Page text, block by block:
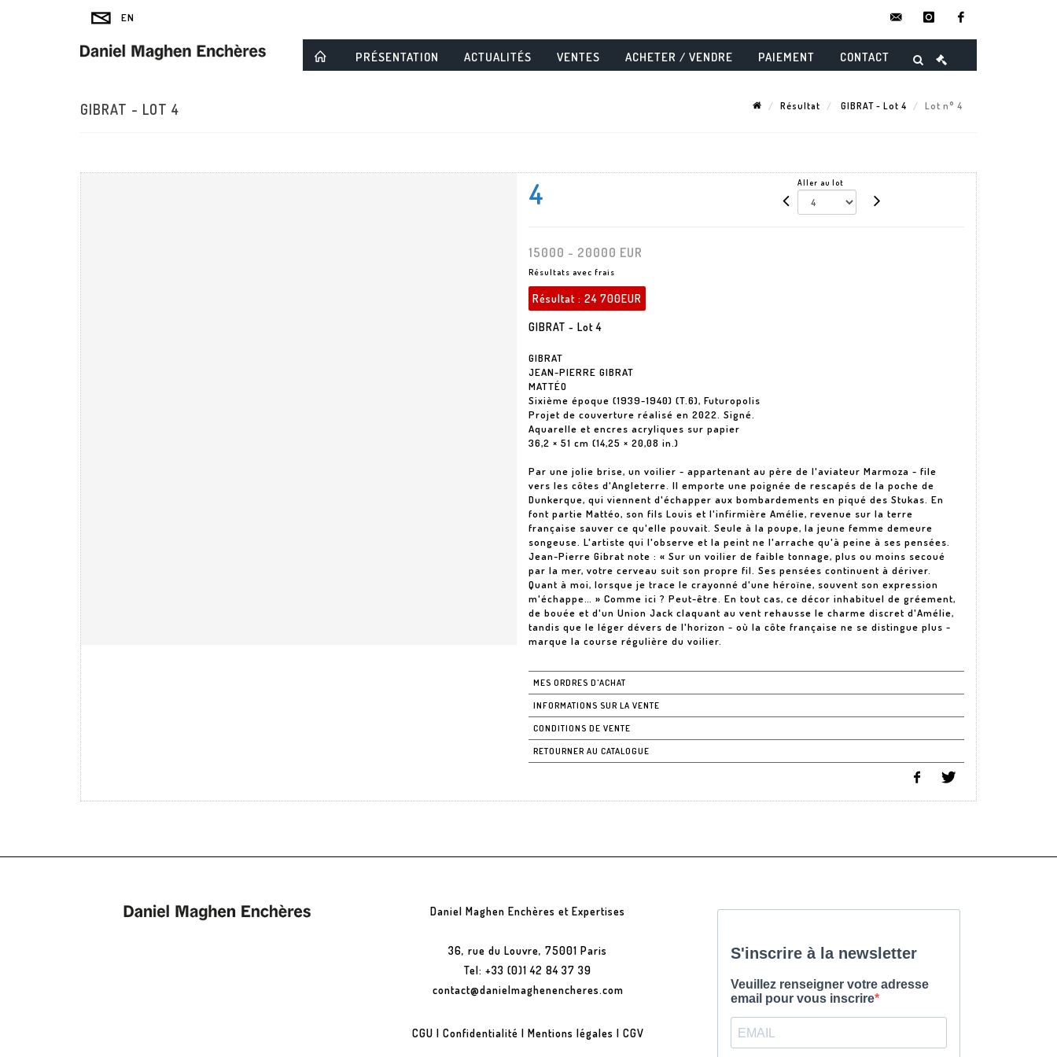
instagram
PRÉSENTATION ACTUALITÉS VENTES ACHETER / VENDRE PAIEMENT CONTACT
GIBRAT - LOT 4 Résultat GIBRAT - Lot 4 Lot n° 4
4 Aller au lot
15000 - 20000 EUR
Résultats avec frais
Résultat : 24 700EUR
GIBRAT - Lot 4
GIBRAT
JEAN-PIERRE GIBRAT
MATTÉO
Sixième époque (1939-1940) (T.6), Futuropolis
Projet de couverture réalisé en 2022. Signé.
Aquarelle et encres acryliques sur papier
36,2 × 51 cm (14,25 × 20,08 in.)
Par une jolie brise, un voilier - appartenant au père de l'aviateur Marmoza - file
vers les côtes d'Angleterre. Il emporte une poignée de rescapés de la poche de
Dunkerque, qui viennent d'échapper aux bombardements en piqué des Stukas. En
font partie Mattéo, son fils Louis et l'infirmière Amélie, revenue sur la terre
française sauver ce qu'elle pouvait. Seule à la poupe, la jeune femme demeure
songeuse. L'artiste qui l'observe et la peint ne l'arrache qu'à peine à ses pensées.
Jean-Pierre Gibrat note : « Sur un voilier de faible tonnage, plus ou moins secoué
par la mer, votre cerveau suit son propre fil. Ses pensées continuent à dériver.
Quant à moi, lorsque je trace le crayonné d'une héroïne, souvent son expression
m'échappe… » Comme ici ? Peut-être. En tout cas, ce décor inhabituel de gréement,
de bouée et d'un Union Jack claquant au vent rehausse le charme discret d'Amélie,
tandis que le léger dévers de l'horizon - où la côte française ne se distingue plus -
marque la course régulière du voilier.
MES ORDRES D'ACHAT
INFORMATIONS SUR LA VENTE
CONDITIONS DE VENTE
RETOURNER AU CATALOGUE
Daniel Maghen Enchères et Expertises
36, rue du Louvre, 75001 Paris
Tel: +33 (0)1 42 84 37 39
contact@danielmaghenencheres.com
CGU | Confidentialité | Mentions légales | CGV